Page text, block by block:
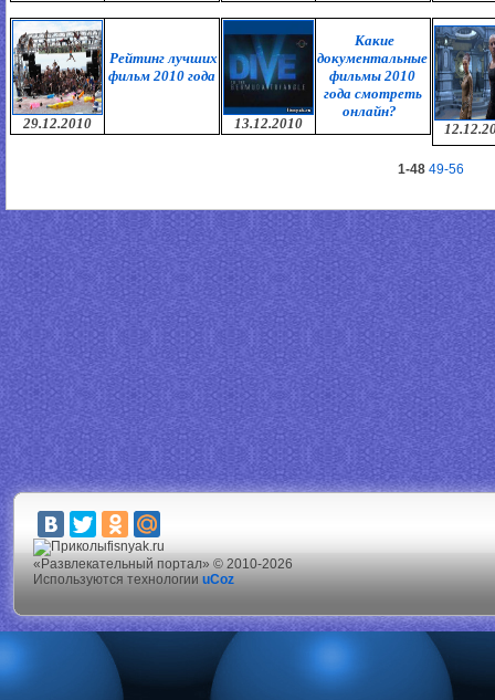
29.12.2010
Рейтинг лучших
фильм 2010 года
13.12.2010
Какие
документальные
фильмы 2010
года смотреть
онлайн?
1-48 49-56
fisnyak.ru
«Развлекательный портал» © 2010-2026
Используются технологии uCoz